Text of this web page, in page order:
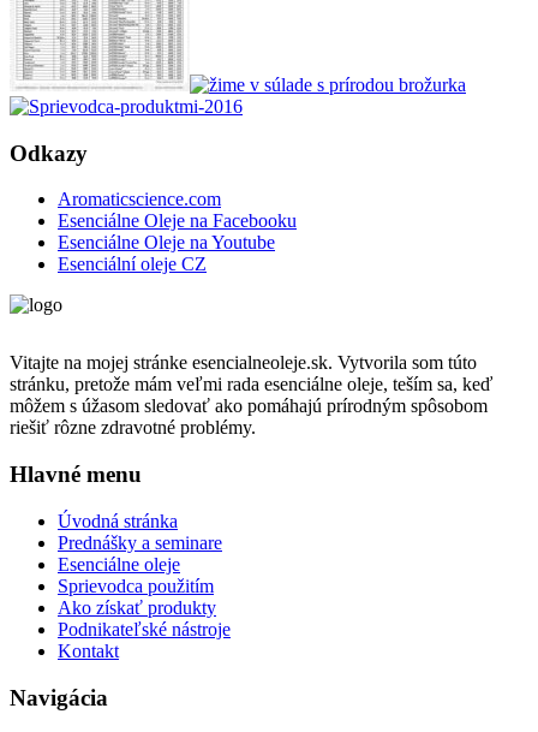
Odkazy
Aromaticscience.com
Esenciálne Oleje na Facebooku
Esenciálne Oleje na Youtube
Esenciální oleje CZ
Vitajte na mojej stránke esencialneoleje.sk. Vytvorila som túto
stránku, pretože mám veľmi rada esenciálne oleje, teším sa, keď
môžem s úžasom sledovať ako pomáhajú prírodným spôsobom
riešiť rôzne zdravotné problémy.
Hlavné menu
Úvodná stránka
Prednášky a seminare
Esenciálne oleje
Sprievodca použitím
Ako získať produkty
Podnikateľské nástroje
Kontakt
Navigácia